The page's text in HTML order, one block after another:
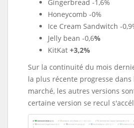
Gingerbread -1,6%
Honeycomb -0%
Ice Cream Sandwitch -
Jelly bean -0,6%
KitKat +3,2%
Sur la continuité du mois
la plus récente progresse dans
marché, les autres versions
certaine version se recul